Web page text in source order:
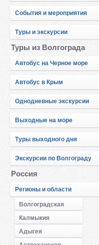
События и мероприятия
Туры и экскурсии
Туры из Волгограда
Автобус на Черное море
Автобус в Крым
Однодневные экскурсии
Выходные на море
Туры выходного дня
Экскурсии по Волгограду
Россия
Регионы и области
Волгоградская
Калмыкия
Адыгея